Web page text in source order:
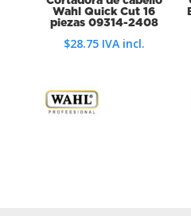
Wahl Quick Cut 16
piezas 09314-2408
$28.75 IVA incl.